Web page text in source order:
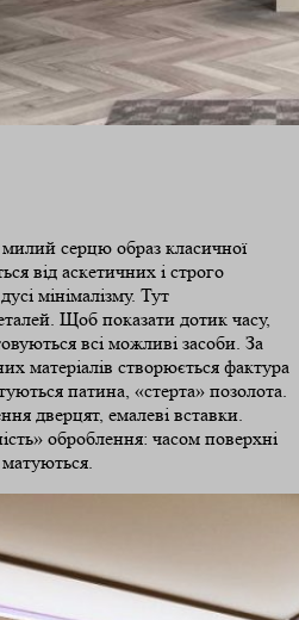
серцю образ класичної
від аскетичних і строго
мінімалізму. Тут
Щоб показати дотик часу,
всі можливі засоби. За
матеріалів створюється фактура
патина, «стерта» позолота.
дверцят, емалеві вставки.
оброблення: часом поверхні